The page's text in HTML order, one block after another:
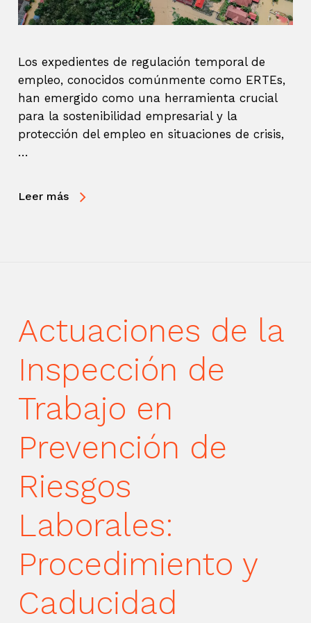
Los expedientes de regulación temporal de
empleo, conocidos comúnmente como ERTEs,
han emergido como una herramienta crucial
para la sostenibilidad empresarial y la
protección del empleo en situaciones de crisis,
…
Leer más
Actuaciones de la
Inspección de
Trabajo en
Prevención de
Riesgos
Laborales:
Procedimiento y
Caducidad